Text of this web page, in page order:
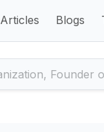
Articles Blogs